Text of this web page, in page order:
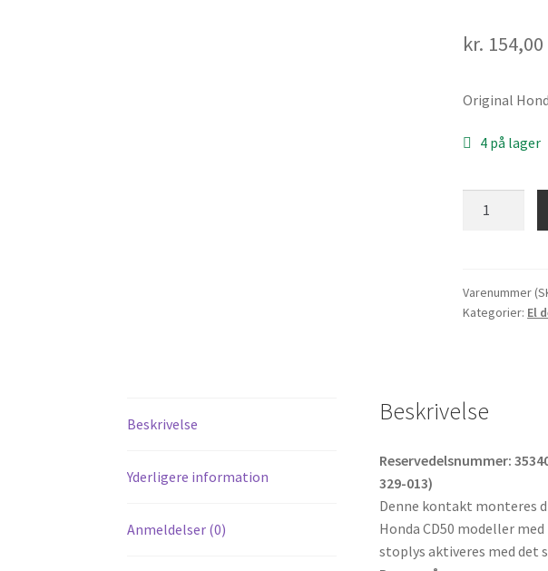
kr. 154,00
Original
4 på lager
–
CD50
Varenummer
Kategorier: El
Beskrivelse
Yderligere information
Anmeldelser (0)
Beskrivelse
Reservedelsnummer:
329-013)
Denne kontakt monteres
Honda CD50 modeller
stoplys aktiveres med det